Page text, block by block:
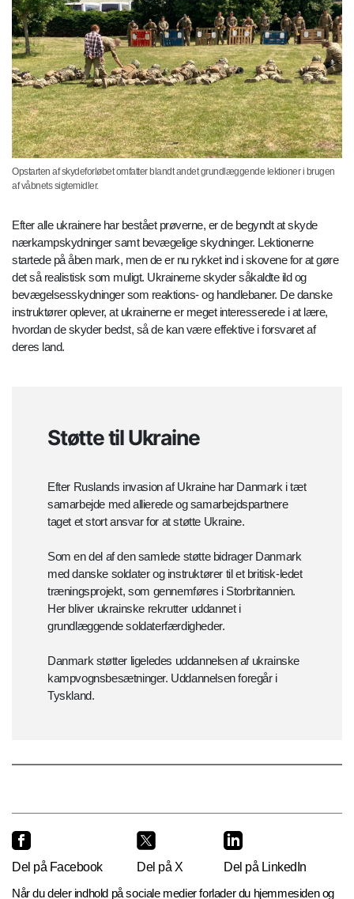
Opstarten af skydeforløbet omfatter blandt andet grundlæggende lektioner i brugen
af våbnets sigtemidler.
Efter alle ukrainere har bestået prøverne, er de begyndt at skyde
nærkampskydninger samt bevægelige skydninger. Lektionerne
startede på åben mark, men de er nu rykket ind i skovene for at gøre
det så realistisk som muligt. Ukrainerne skyder såkaldte ild og
bevægelsesskydninger som reaktions- og handlebaner. De danske
instruktører oplever, at ukrainerne er meget interesserede i at lære,
hvordan de skyder bedst, så de kan være effektive i forsvaret af
deres land.
Støtte til Ukraine
Efter Ruslands invasion af Ukraine har Danmark i tæt
samarbejde med allierede og samarbejdspartnere
taget et stort ansvar for at støtte Ukraine.
Som en del af den samlede støtte bidrager Danmark
med danske soldater og instruktører til et britisk-ledet
træningsprojekt, som gennemføres i Storbritannien.
Her bliver ukrainske rekrutter uddannet i
grundlæggende soldaterfærdigheder.
Danmark støtter ligeledes uddannelsen af ukrainske
kampvognsbesætninger. Uddannelsen foregår i
Tyskland.
Del på Facebook Del på X
Del på LinkedIn
Når du deler indhold på sociale medier forlader du hjemmesiden og